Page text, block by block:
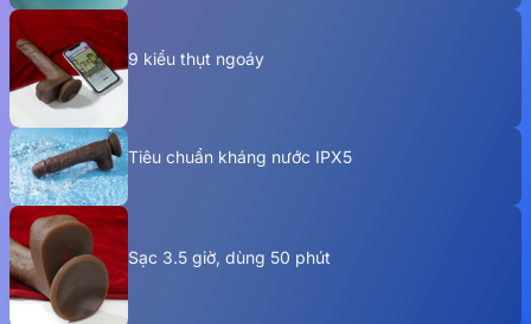
9 kiểu thụt ngoáy
Tiêu chuẩn kháng nước IPX5
Sạc 3.5 giờ, dùng 50 phút